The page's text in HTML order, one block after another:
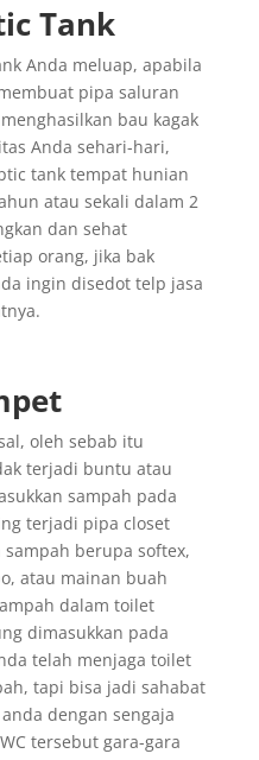
Tank
Anda meluap, apabila
pipa saluran
bau kagak
Anda sehari-hari,
tank tempat hunian
atau sekali dalam 2
dan sehat
orang, jika bak
ingin disedot telp jasa
oleh sebab itu
terjadi buntu atau
sampah pada
terjadi pipa closet
berupa softex,
atau mainan buah
dalam toilet
dimasukkan pada
telah menjaga toilet
tapi bisa jadi sahabat
dengan sengaja
tersebut gara-gara